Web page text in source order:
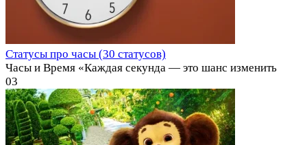
Статусы про часы (30 статусов)
Часы и Время «Каждая секунда — это шанс изменить
03